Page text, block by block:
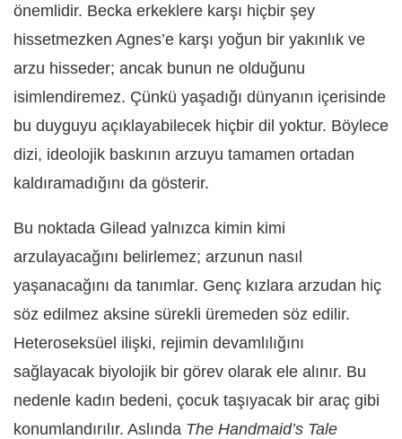
önemlidir. Becka erkeklere karşı hiçbir şey
hissetmezken Agnes’e karşı yoğun bir yakınlık ve
arzu hisseder; ancak bunun ne olduğunu
isimlendiremez. Çünkü yaşadığı dünyanın içerisinde
bu duyguyu açıklayabilecek hiçbir dil yoktur. Böylece
dizi, ideolojik baskının arzuyu tamamen ortadan
kaldıramadığını da gösterir.
Bu noktada Gilead yalnızca kimin kimi
arzulayacağını belirlemez; arzunun nasıl
yaşanacağını da tanımlar. Genç kızlara arzudan hiç
söz edilmez aksine sürekli üremeden söz edilir.
Heteroseksüel ilişki, rejimin devamlılığını
sağlayacak biyolojik bir görev olarak ele alınır. Bu
nedenle kadın bedeni, çocuk taşıyacak bir araç gibi
konumlandırılır. Aslında The Handmaid’s Tale